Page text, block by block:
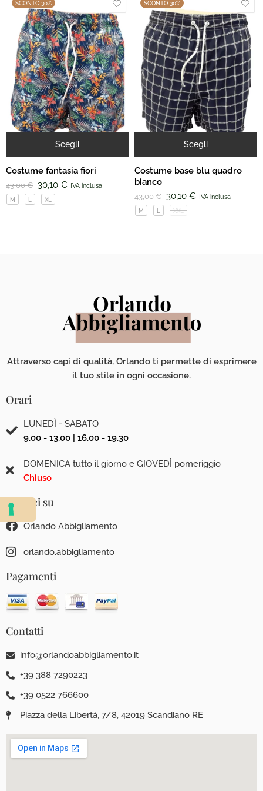
SCONTO 30%
Scegli
Costume fantasia fiori
43,00€ 30,10 € IVA inclusa
M XL
SCONTO 30%
Scegli
Costume base blu quadro
bianco
43,00€ 30,10 € IVA inclusa
M XXL
Attraverso capi di qualità, Orlando ti permette di esprimere
il tuo stile in ogni occasione.
Orari
LUNEDÌ - SABATO
9.00 - 13.00 | 16.00 - 19.30
DOMENICA tutto il giorno e GIOVEDÌ pomeriggio
Chiuso
Seguici su
Orlando Abbigliamento
orlando.abbigliamento
Pagamenti
Contatti
info@orlandoabbigliamento.it
+39 388 7290223
+39 0522 766600
Piazza della Libertà, 7/8, 42019 Scandiano RE